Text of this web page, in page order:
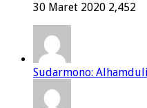
30 Maret 2020 2,452
Sudarmono: